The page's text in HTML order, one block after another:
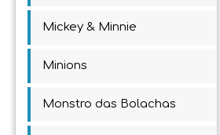
Mickey & Minnie
Minions
Monstro das Bolachas